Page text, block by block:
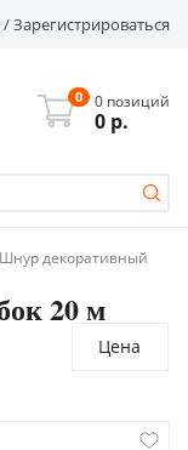
/Зарегистрироваться
0 0 позиций
0 р.
Шнур декоративный
20 м
Цена